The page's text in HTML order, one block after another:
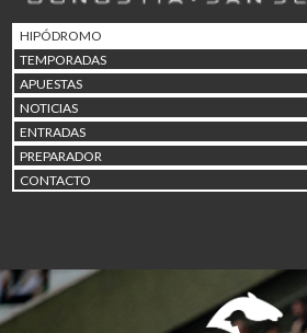
HIPÓDROMO
TEMPORADAS
APUESTAS
NOTICIAS
ENTRADAS
PREPARADOR
CONTACTO
15/08 17:05
23/08 17:30
30/08 17:30
02/09 11:15
06/09 17:30
30/09 11:30